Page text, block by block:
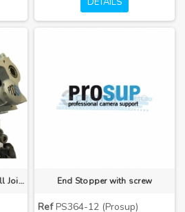
Camera Leveller – Angle Ball Joint End Stopper with screw
RefPS364-12 (Prosup)